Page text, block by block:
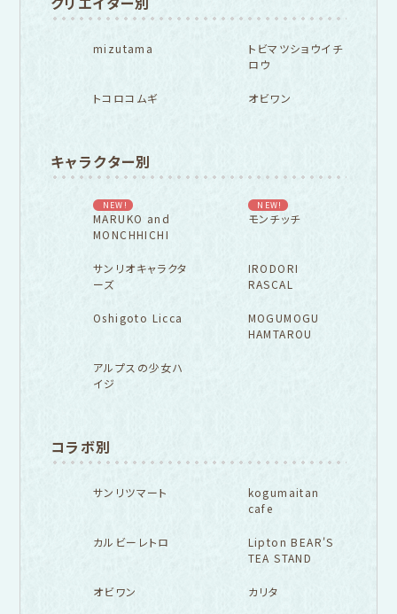
mizutama
トビマツショウイチ
ロウ
トコロコムギ オビワン
キャラクター別
NEW!
MARUKO and
MONCHHICHI
NEW!
モンチッチ
サンリオキャラクタ
ーズ
IRODORI
RASCAL
Oshigoto Licca
MOGUMOGU
HAMTAROU
アルプスの少女ハ
イジ
コラボ別
サンリツマート
kogumaitan
cafe
カルビーレトロ
Lipton BEAR'S
TEA STAND
オビワン カリタ